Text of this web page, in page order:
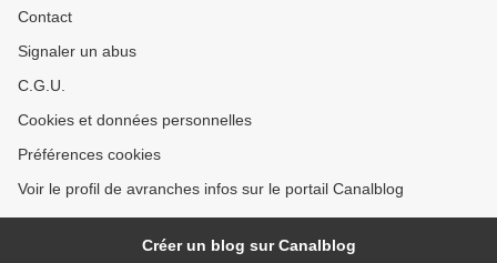
Contact
Signaler un abus
C.G.U.
Cookies et données personnelles
Préférences cookies
Voir le profil de avranches infos sur le portail Canalblog
Créer un blog sur Canalblog